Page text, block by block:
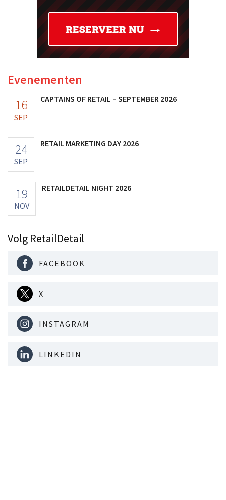
Evenementen
16
SEP
CAPTAINS OF RETAIL – SEPTEMBER 2026
24
SEP
RETAIL MARKETING DAY 2026
19
NOV
RETAILDETAIL NIGHT 2026
Volg RetailDetail
FACEBOOK
X
INSTAGRAM
LINKEDIN